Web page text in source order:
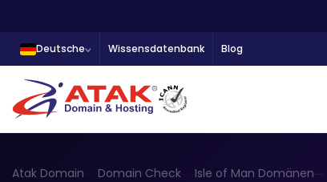
Deutsche Wissensdatenbank Blog
Atak Domain Domain Check Isle of Man Domänen